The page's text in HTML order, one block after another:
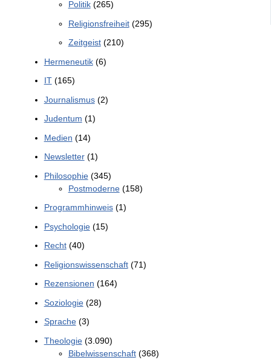
Politik(265)
Religionsfreiheit(295)
Zeitgeist(210)
Hermeneutik(6)
IT(165)
Journalismus(2)
Judentum (1)
Medien (14)
Newsletter(1)
Philosophie(345)
Postmoderne(158)
Programmhinweis(1)
Psychologie(15)
Recht(40)
Religionswissenschaft(71)
Rezensionen (164)
Soziologie(28)
Sprache(3)
Theologie(3.090)
Bibelwissenschaft(368)